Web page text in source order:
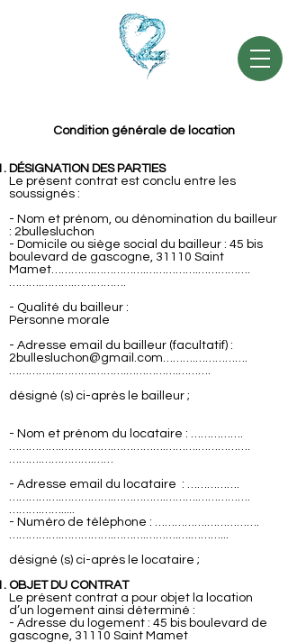
Jacuzzi / Spa privatif
Condition générale de location
DÉSIGNATION DES PARTIES
Le présent contrat est conclu entre les
soussignés :
- Nom et prénom, ou dénomination du bailleur
: 2bullesluchon
- Domicile ou siège social du bailleur : 45 bis
boulevard de gascogne, 31110 Saint
Mamet………….…………….…………….…………….
……….……….…………….
- Qualité du bailleur :
Personne morale
- Adresse email du bailleur (facultatif) :
2bullesluchon@gmail.com……….…………….
…………….……….……….…………….……….
désigné (s) ci-après le bailleur ;
- Nom et prénom du locataire : …………….
…………….…………….…………….……….…………….
……….…………….……
- Adresse email du locataire : …………….
…………….…………….…………….……….…………….
……….…….....
- Numéro de téléphone : …………….…………….
…………….…………….……….……….….………...
désigné (s) ci-après le locataire ;
OBJET DU CONTRAT
Le présent contrat a pour objet la location
d’un logement ainsi déterminé :
- Adresse du logement : 45 bis boulevard de
gascogne, 31110 Saint Mamet